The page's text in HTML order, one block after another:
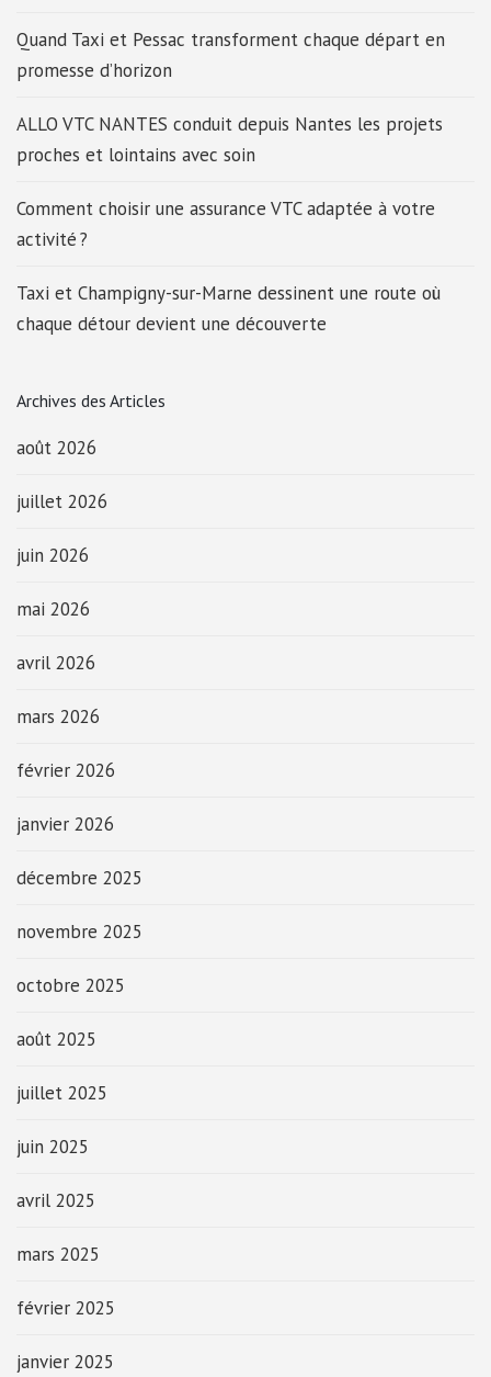
Quand Taxi et Pessac transforment chaque départ en
promesse d’horizon
ALLO VTC NANTES conduit depuis Nantes les projets
proches et lointains avec soin
Comment choisir une assurance VTC adaptée à votre
activité ?
Taxi et Champigny-sur-Marne dessinent une route où
chaque détour devient une découverte
Archives des Articles
août 2026
juillet 2026
juin 2026
mai 2026
avril 2026
mars 2026
février 2026
janvier 2026
décembre 2025
novembre 2025
octobre 2025
août 2025
juillet 2025
juin 2025
avril 2025
mars 2025
février 2025
janvier 2025